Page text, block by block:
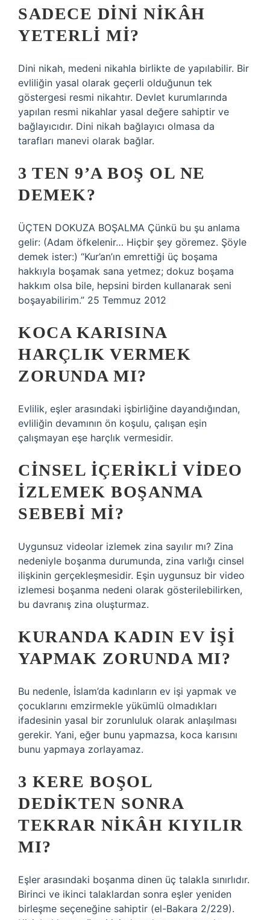
SADECE DINI NIKÂH
YETERLI MI?
Dini nikah, medeni nikahla birlikte de yapılabilir. Bir
evliliğin yasal olarak geçerli olduğunun tek
göstergesi resmi nikahtır. Devlet kurumlarında
yapılan resmi nikahlar yasal değere sahiptir ve
bağlayıcıdır. Dini nikah bağlayıcı olmasa da
tarafları manevi olarak bağlar.
3 TEN 9’A BOŞ OL NE
DEMEK?
ÜÇTEN DOKUZA BOŞALMA Çünkü bu şu anlama
gelir: (Adam öfkelenir… Hiçbir şey göremez. Şöyle
demek ister:) “Kur’an’ın emrettiği üç boşama
hakkıyla boşamak sana yetmez; dokuz boşama
hakkım olsa bile, hepsini birden kullanarak seni
boşayabilirim.” 25 Temmuz 2012
KOCA KARISINA
HARÇLIK VERMEK
ZORUNDA MI?
Evlilik, eşler arasındaki işbirliğine dayandığından,
evliliğin devamının ön koşulu, çalışan eşin
çalışmayan eşe harçlık vermesidir.
CINSEL IÇERIKLI VIDEO
IZLEMEK BOŞANMA
SEBEBI MI?
Uygunsuz videolar izlemek zina sayılır mı? Zina
nedeniyle boşanma durumunda, zina varlığı cinsel
ilişkinin gerçekleşmesidir. Eşin uygunsuz bir video
izlemesi boşanma nedeni olarak gösterilebilirken,
bu davranış zina oluşturmaz.
KURANDA KADIN EV IŞI
YAPMAK ZORUNDA MI?
Bu nedenle, İslam’da kadınların ev işi yapmak ve
çocuklarını emzirmekle yükümlü olmadıkları
ifadesinin yasal bir zorunluluk olarak anlaşılması
gerekir. Yani, eğer bunu yapmazsa, koca karısını
bunu yapmaya zorlayamaz.
3 KERE BOŞOL
DEDIKTEN SONRA
TEKRAR NIKÂH KIYILIR
MI?
Eşler arasındaki boşanma dinen üç talakla sınırlıdır.
Birinci ve ikinci talaklardan sonra eşler yeniden
birleşme seçeneğine sahiptir (el-Bakara 2/229).